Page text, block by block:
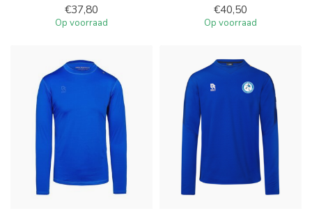
€37,80
Op voorraad
€40,50
Op voorraad